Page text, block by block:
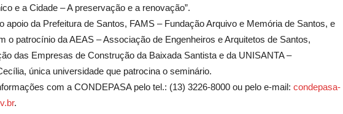
e a Cidade – A preservação e a renovação”.
apoio da Prefeitura de Santos, FAMS – Fundação Arquivo e Memória de Santos, e
o patrocínio da AEAS – Associação de Engenheiros e Arquitetos de Santos,
das Empresas de Construção da Baixada Santista e da UNISANTA –
única universidade que patrocina o seminário.
com a CONDEPASA pelo tel.: (13) 3226-8000 ou pelo e-mail: condepasa-
.